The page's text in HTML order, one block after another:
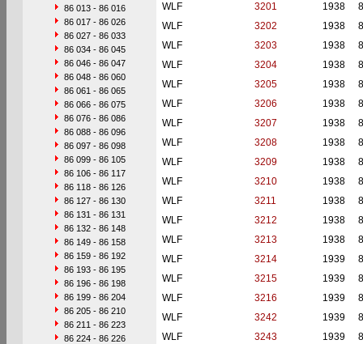
86 013 - 86 016
86 017 - 86 026
86 027 - 86 033
86 034 - 86 045
86 046 - 86 047
86 048 - 86 060
86 061 - 86 065
86 066 - 86 075
86 076 - 86 086
86 088 - 86 096
86 097 - 86 098
86 099 - 86 105
86 106 - 86 117
86 118 - 86 126
86 127 - 86 130
86 131 - 86 131
86 132 - 86 148
86 149 - 86 158
86 159 - 86 192
86 193 - 86 195
86 196 - 86 198
86 199 - 86 204
86 205 - 86 210
86 211 - 86 223
86 224 - 86 226
WLF
3201 1938
WLF
3202 1938
WLF
3203 1938
WLF
3204 1938
WLF
3205 1938
WLF
3206 1938
WLF
3207 1938
WLF
3208 1938
WLF
3209 1938
WLF
3210 1938
WLF
3211 1938
WLF
3212 1938
WLF
3213 1938
WLF
3214 1939
WLF
3215 1939
WLF
3216 1939
WLF
3242 1939
WLF
3243 1939